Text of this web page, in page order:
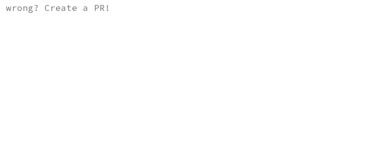
wrong? Create a PR!